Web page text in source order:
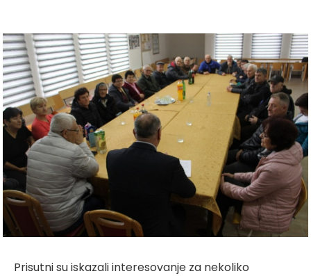
Prisutni su iskazali interesovanje za nekoliko